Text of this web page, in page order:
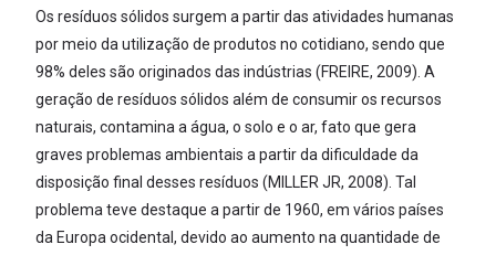
Os resíduos sólidos surgem a partir das atividades humanas
por meio da utilização de produtos no cotidiano, sendo que
98% deles são originados das indústrias (FREIRE, 2009). A
geração de resíduos sólidos além de consumir os recursos
naturais, contamina a água, o solo e o ar, fato que gera
graves problemas ambientais a partir da dificuldade da
disposição final desses resíduos (MILLER JR, 2008). Tal
problema teve destaque a partir de 1960, em vários países
da Europa ocidental, devido ao aumento na quantidade de